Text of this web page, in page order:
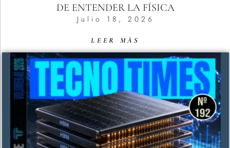
DE ENTENDER LA FÍSICA
Julio 18, 2026
LEER MÁS